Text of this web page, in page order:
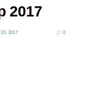
2017
2017 0